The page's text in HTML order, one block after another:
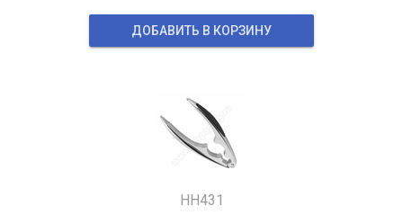
ДОБАВИТЬ В КОРЗИНУ
HH431